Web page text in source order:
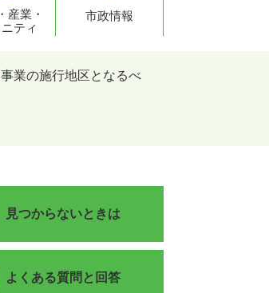
産業・
ティ
市政情報
業の施行地区となるべ
見つからないときは
よくある質問と回答